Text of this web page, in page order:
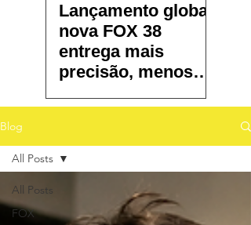
Lançamento global:
nova FOX 38
entrega mais
precisão, menos
total
Blog
All Posts
FOX
All Posts